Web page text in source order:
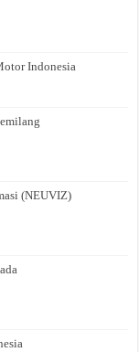
Indonesia
(NEUVIZ)